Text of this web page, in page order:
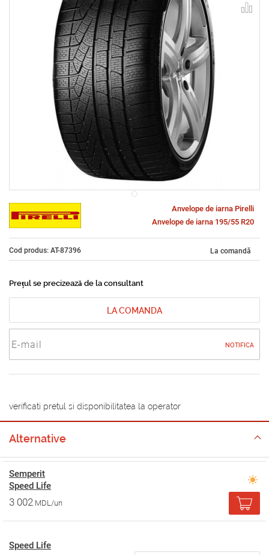
Anvelope de iarna Pirelli
Anvelope de iarna 195/55 R20
Cod produs: AT-87396 La comandă
Prețul se precizează de la consultant
LA COMANDA
NOTIFICA
verificati pretul si disponibilitatea la operator
Alternative
Semperit
Speed Life
3 002 MDL/un
Speed Life